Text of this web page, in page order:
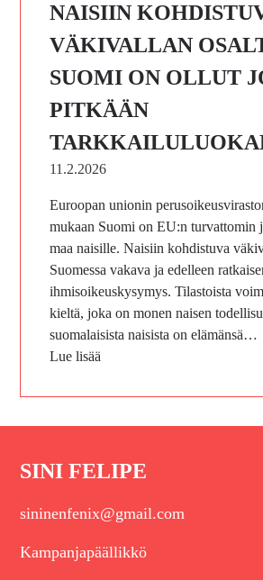
NAISIIN
VÄKIVALLAN
SUOMI ON OLLUT
PITKÄÄN
11.2.2026
Euroopan unionin
mukaan Suomi on EU:n turvattomin
maa naisille. Naisiin kohdistuva
Suomessa vakava ja edelleen
ihmisoikeuskysymys. Tilastoista
kieltä, joka on monen naisen
suomalaisista naisista on elämänsä…
Lue lisää
SINI FELIPE
sininenfenix@gmail.com
Kampanjapäällikkö